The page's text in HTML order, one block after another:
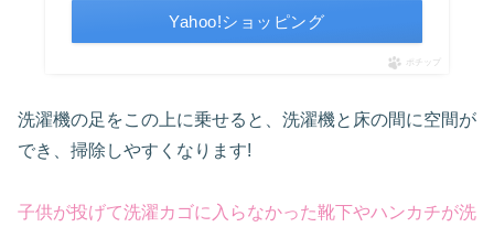
Yahoo!ショッピング
ポチップ
洗濯機の足をこの上に乗せると、洗濯機と床の間に空間が
でき、掃除しやすくなります!
子供が投げて洗濯カゴに入らなかった靴下やハンカチが洗